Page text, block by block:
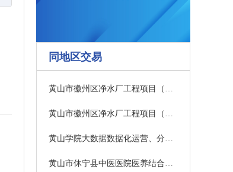
同地区交易
黄山市徽州区净水厂工程项目（EPCO）中标结果公示
黄山市徽州区净水厂工程项目（EPCO）中标结果公示
黄山学院大数据数据化运营、分析与管理实验室设备采购项目中标结果公告
黄山市休宁县中医医院医养结合服务能力建设项目项目管理及监理服务招标公开招标公告